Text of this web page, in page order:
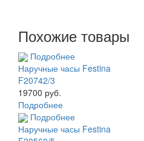
Похожие товары
Подробнее
Наручные часы Festina
F20742/3
19700 руб.
Подробнее
Подробнее
Наручные часы Festina